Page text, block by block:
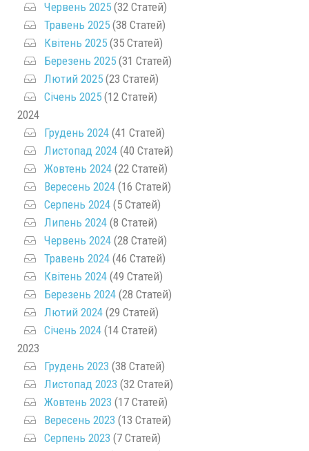
Червень 2025 (32 Статей)
Травень 2025 (38 Статей)
Квітень 2025 (35 Статей)
Березень 2025 (31 Статей)
Лютий 2025 (23 Статей)
Січень 2025 (12 Статей)
2024
Грудень 2024 (41 Статей)
Листопад 2024 (40 Статей)
Жовтень 2024 (22 Статей)
Вересень 2024 (16 Статей)
Серпень 2024 (5 Статей)
Липень 2024 (8 Статей)
Червень 2024 (28 Статей)
Травень 2024 (46 Статей)
Квітень 2024 (49 Статей)
Березень 2024 (28 Статей)
Лютий 2024 (29 Статей)
Січень 2024 (14 Статей)
2023
Грудень 2023 (38 Статей)
Листопад 2023 (32 Статей)
Жовтень 2023 (17 Статей)
Вересень 2023 (13 Статей)
Серпень 2023 (7 Статей)